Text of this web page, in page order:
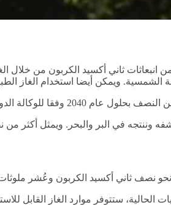
انبعاثات ثاني أكسيد الكربون من
الشمسية. ويمكن أيضا استخدام
للوكالة الدولية للطاقة.
وننتجه في البر والبحر. ويمثل أكثر من
نصف ثاني أكسيد الكربون وعُشر ملوثات
ستتوفر موارد الغاز القابل للاستخراج